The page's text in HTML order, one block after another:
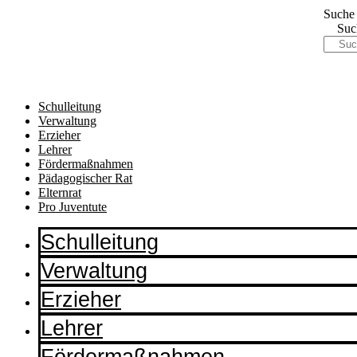
Suche
Schulleitung
Verwaltung
Erzieher
Lehrer
Fördermaßnahmen
Pädagogischer Rat
Elternrat
Pro Juventute
Schulleitung
Verwaltung
Erzieher
Lehrer